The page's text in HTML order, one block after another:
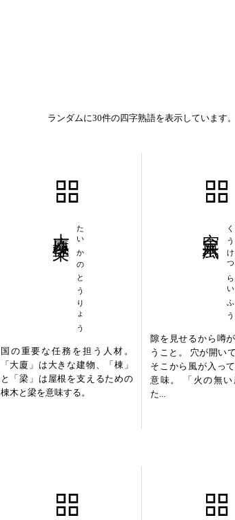
ランダムに30件の四字熟語を表示しています。
たいかのとうりょう
国の重要な任務を担う人材。
「大廈」は大きな建物、「棟」
と「梁」は屋根を支えるための
棟木と梁を意味する。
くうけつらいふう
隙を見せるから噂
うこと。 穴が開い
そこから風が入っ
意味。 「火の無い
た...